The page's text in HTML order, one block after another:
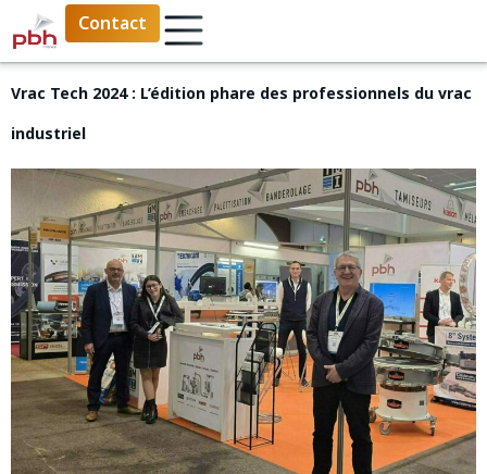
Contact
Vrac Tech 2024 : L’édition phare des professionnels du vrac
industriel